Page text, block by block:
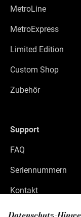
MetroLine
MetroExpress
Limited Edition
Custom Shop
Zubehör
Support
FAQ
Seriennummern
Kontakt